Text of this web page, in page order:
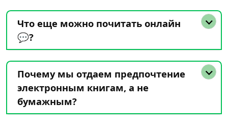
Что еще можно почитать онлайн
💬?
Почему мы отдаем предпочтение
электронным книгам, а не
бумажным?